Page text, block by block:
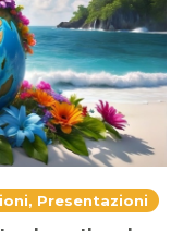
Presentazioni